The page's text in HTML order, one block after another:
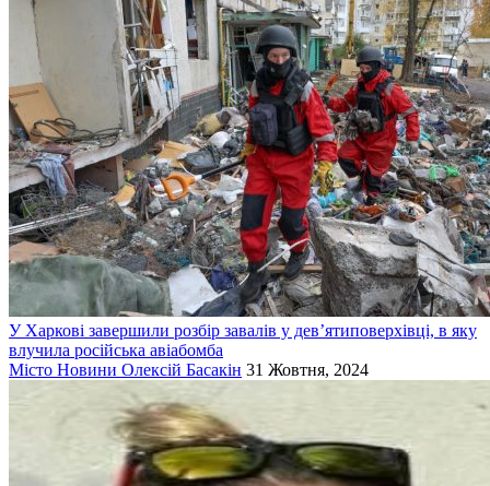
У Харкові завершили розбір завалів у дев’ятиповерхівці, в яку
влучила російська авіабомба
Місто Новини Олексій Басакін 31 Жовтня, 2024